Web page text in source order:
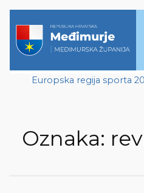
Europska regija sporta
Oznaka: